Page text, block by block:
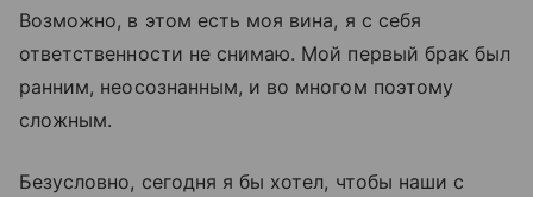
Возможно, в этом есть моя вина, я с себя
ответственности не снимаю. Мой первый брак был
ранним, неосознанным, и во многом поэтому
сложным.
Безусловно, сегодня я бы хотел, чтобы наши с